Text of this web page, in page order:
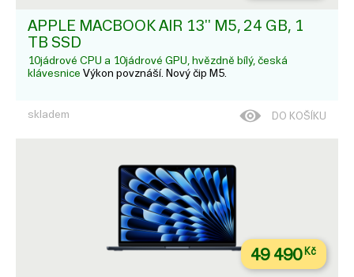
APPLE MACBOOK AIR 13'' M5, 24 GB, 1
TB SSD
10jádrové CPU a 10jádrové GPU, hvězdně bílý, česká
klávesnice Výkon povznáší. Nový čip M5.
skladem DO KOŠÍKU
49 490Kč